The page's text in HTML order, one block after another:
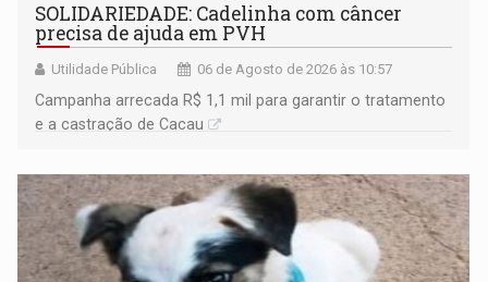
SOLIDARIEDADE: Cadelinha com câncer
precisa de ajuda em PVH
Utilidade Pública 06 de Agosto de 2026 às 10:57
Campanha arrecada R$ 1,1 mil para garantir o tratamento
e a castração de Cacau